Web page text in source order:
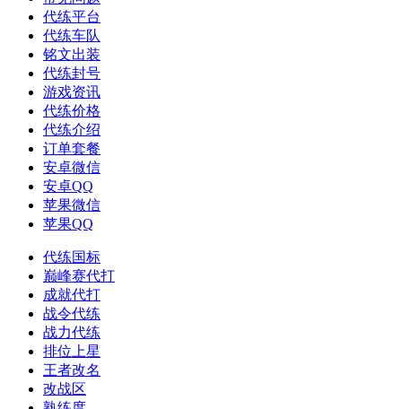
代练平台
代练车队
铭文出装
代练封号
游戏资讯
代练价格
代练介绍
订单套餐
安卓微信
安卓QQ
苹果微信
苹果QQ
代练国标
巅峰赛代打
成就代打
战令代练
战力代练
排位上星
王者改名
改战区